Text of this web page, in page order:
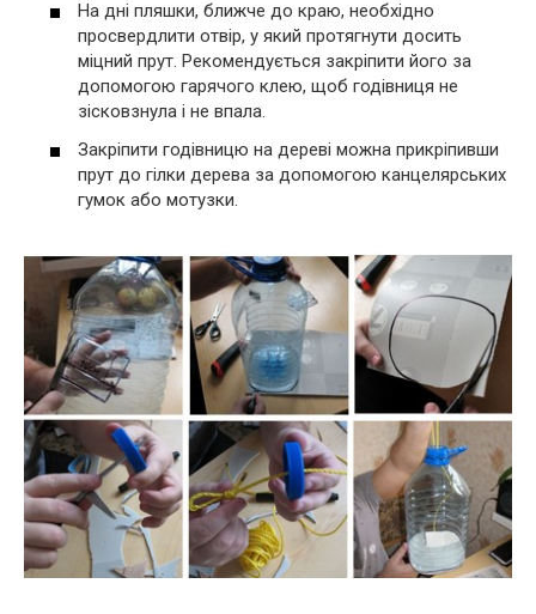
На дні пляшки, ближче до краю, необхідно
просвердлити отвір, у який протягнути досить
міцний прут. Рекомендується закріпити його за
допомогою гарячого клею, щоб годівниця не
зісковзнула і не впала.
Закріпити годівницю на дереві можна прикріпивши
прут до гілки дерева за допомогою канцелярських
гумок або мотузки.